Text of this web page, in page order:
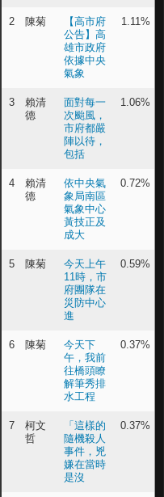
2 陳菊
【高市府
公告】高
雄市政府
依據中央
氣象
1.11%
3
賴清
德
面對每一
次颱風，
市府都嚴
陣以待，
包括
1.06%
4
賴清
德
依中央氣
象局南區
氣象中心
黃技正及
成大
0.72%
5 陳菊
今天上午
11時，市
府團隊在
災防中心
進
0.59%
6 陳菊
今天下
午，我前
往橋頭瞭
解筆秀排
水工程
0.37%
7
柯文
哲
「這樣的
隨機殺人
事件，兇
嫌在當時
是沒
0.37%